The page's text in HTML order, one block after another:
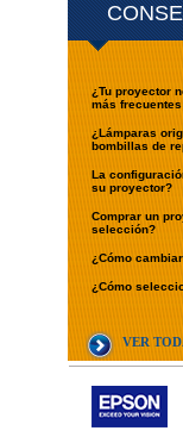
¿Tu proyector
más frecuentes
¿Lámparas
bombillas de
La
su proyector?
Comprar un
selección?
¿Cómo
¿Cómo
VER